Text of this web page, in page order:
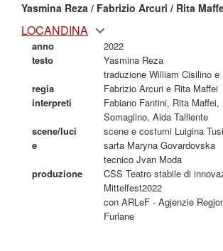
Yasmina Reza / Fabrizio Arcuri / Rita
LOCANDINA
anno
2022
testo
Yasmina Reza
traduzione William Cisilino e
regia
Fabrizio Arcuri e Rita Maffei
interpreti
Fabiano Fantini, Rita
Somaglino, Aida Talliente
scene/luci
scene e costumi Luigina
e
sarta Maryna Govardovska
tecnico Jvan Moda
produzione
CSS Teatro stabile di
Mittelfest2022
con ARLeF - Agjenzie
Furlane